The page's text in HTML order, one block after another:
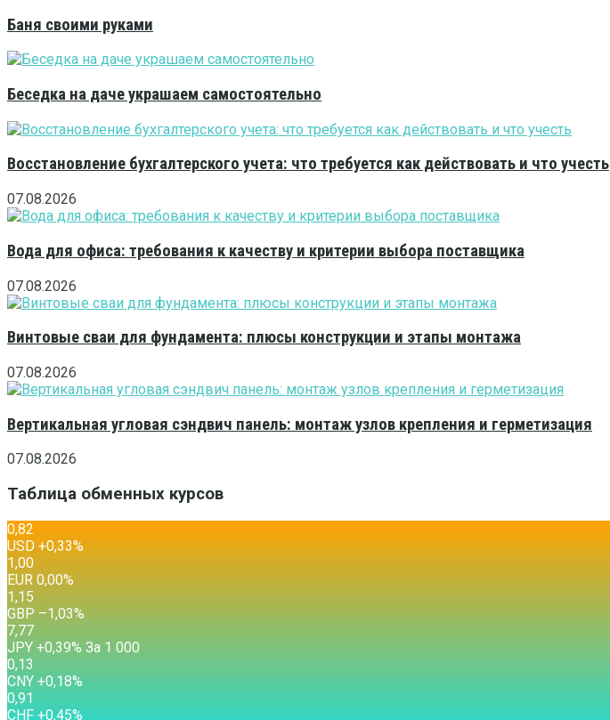
Баня своими руками
Беседка на даче украшаем самостоятельно
Восстановление бухгалтерского учета: что требуется как действовать и что учесть
07.08.2026
Вода для офиса: требования к качеству и критерии выбора поставщика
07.08.2026
Винтовые сваи для фундамента: плюсы конструкции и этапы монтажа
07.08.2026
Вертикальная угловая сэндвич панель: монтаж узлов крепления и герметизация
07.08.2026
Таблица обменных курсов
0,82
USD +0,33%
1,00
EUR 0,00%
1,15
GBP –1,03%
7,77
JPY +0,39% За 1 000
0,13
CNY +0,18%
0,91
CHF +0,45%